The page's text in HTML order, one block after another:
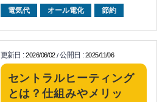
電気代 オール電化 節約
更新日 :2026/06/02/公開日 :2025/11/06
セントラルヒーティング
とは？仕組みやメリッ